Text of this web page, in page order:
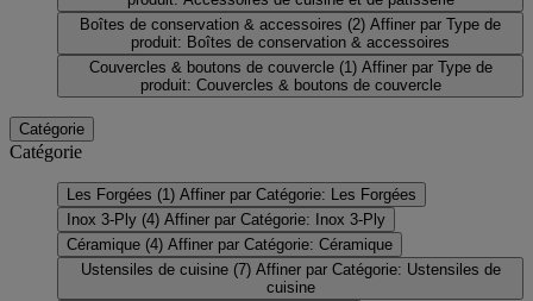
Boîtes de conservation & accessoires (2) Affiner par Type de
produit: Boîtes de conservation & accessoires
Couvercles & boutons de couvercle (1) Affiner par Type de
produit: Couvercles & boutons de couvercle
Catégorie
Catégorie
Les Forgées (1) Affiner par Catégorie: Les Forgées
Inox 3-Ply (4) Affiner par Catégorie: Inox 3-Ply
Céramique (4) Affiner par Catégorie: Céramique
Ustensiles de cuisine (7) Affiner par Catégorie: Ustensiles de
cuisine